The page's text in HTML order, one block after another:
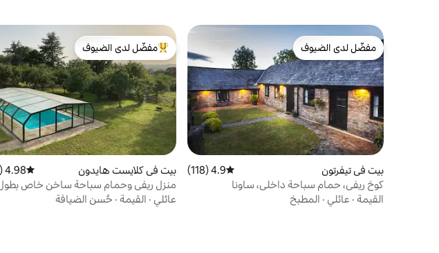
مفضّل لدى الضيوف
مفضّل لدى الضيوف
بيت في تيفرتون متوسط التقييم 4.9 من 5، 118 مراجعات
4.9 (118)
كوخ ريفي، حمام سباحة داخلي، ساونا
القيمة · عائلي · المطبخ
من أبرز البيوت المفضّلة لدى الضيوف
مفضّل لدى الضيوف
بيت في كلايست هايدون متوسط التقييم 4.98
4.98 (136)
قدمًا
عائلي · القيمة · حُسن الضيافة